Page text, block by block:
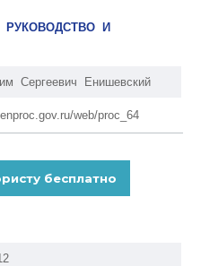
РУКОВОДСТВО И
Сергеевич Енишевский
web/proc_64